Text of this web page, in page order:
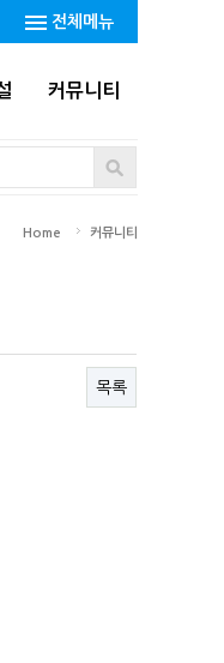
전체메뉴
커뮤니티
Home 커뮤니티
목록